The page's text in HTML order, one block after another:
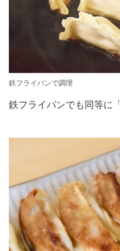
鉄フライパンで調理
鉄フライパンでも同等に